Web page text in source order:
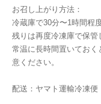
お召し上がり方法：
冷蔵庫で30分〜1時間程
残りは再度冷凍庫で保管
常温に長時間置いてお
意ください。
配送：ヤマト運輸冷凍便